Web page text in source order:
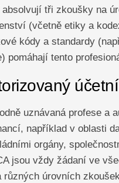
tři zkoušky na
(včetně etiky a
kódy a standardy
pomáhají tento
uznávaná profese a
například v oblasti
orgány,
jsou vždy žádaní ve
různých úrovních